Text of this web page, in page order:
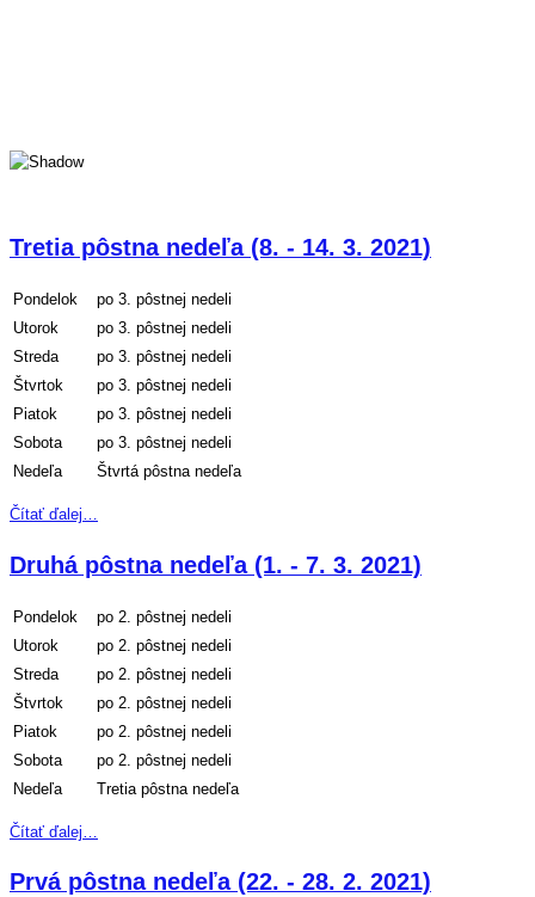
Tretia pôstna nedeľa (8. - 14. 3. 2021)
Pondelok
po 3. pôstnej nedeli
Utorok
po 3. pôstnej nedeli
Streda
po 3. pôstnej nedeli
Štvrtok
po 3. pôstnej nedeli
Piatok
po 3. pôstnej nedeli
Sobota
po 3. pôstnej nedeli
Nedeľa
Štvrtá pôstna nedeľa
Čítať ďalej…
Druhá pôstna nedeľa (1. - 7. 3. 2021)
Pondelok
po 2. pôstnej nedeli
Utorok
po 2. pôstnej nedeli
Streda
po 2. pôstnej nedeli
Štvrtok
po 2. pôstnej nedeli
Piatok
po 2. pôstnej nedeli
Sobota
po 2. pôstnej nedeli
Nedeľa
Tretia pôstna nedeľa
Čítať ďalej…
Prvá pôstna nedeľa (22. - 28. 2. 2021)